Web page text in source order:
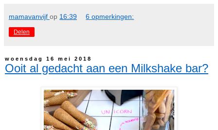
mamavanvijf op 16:39 6 opmerkingen:
Delen
woensdag 16 mei 2018
Ooit al gedacht aan een Milkshake bar?